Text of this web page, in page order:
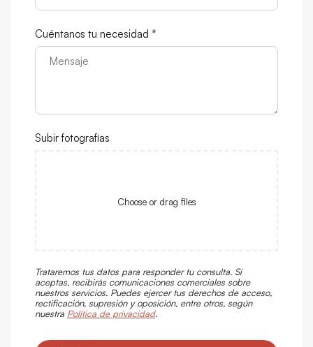
Cuéntanos tu necesidad *
Subir fotografías
Choose or drag files
Trataremos tus datos para responder tu consulta. Si
aceptas, recibirás comunicaciones comerciales sobre
nuestros servicios. Puedes ejercer tus derechos de acceso,
rectificación, supresión y oposición, entre otros, según
nuestra Política de privacidad.